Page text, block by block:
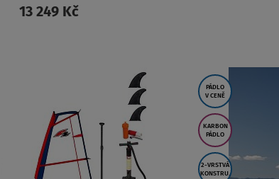
13 249 Kč
PÁDLO
V CENĚ
KARBON
PÁDLO
2-VRSTVÁ
KONSTRU.